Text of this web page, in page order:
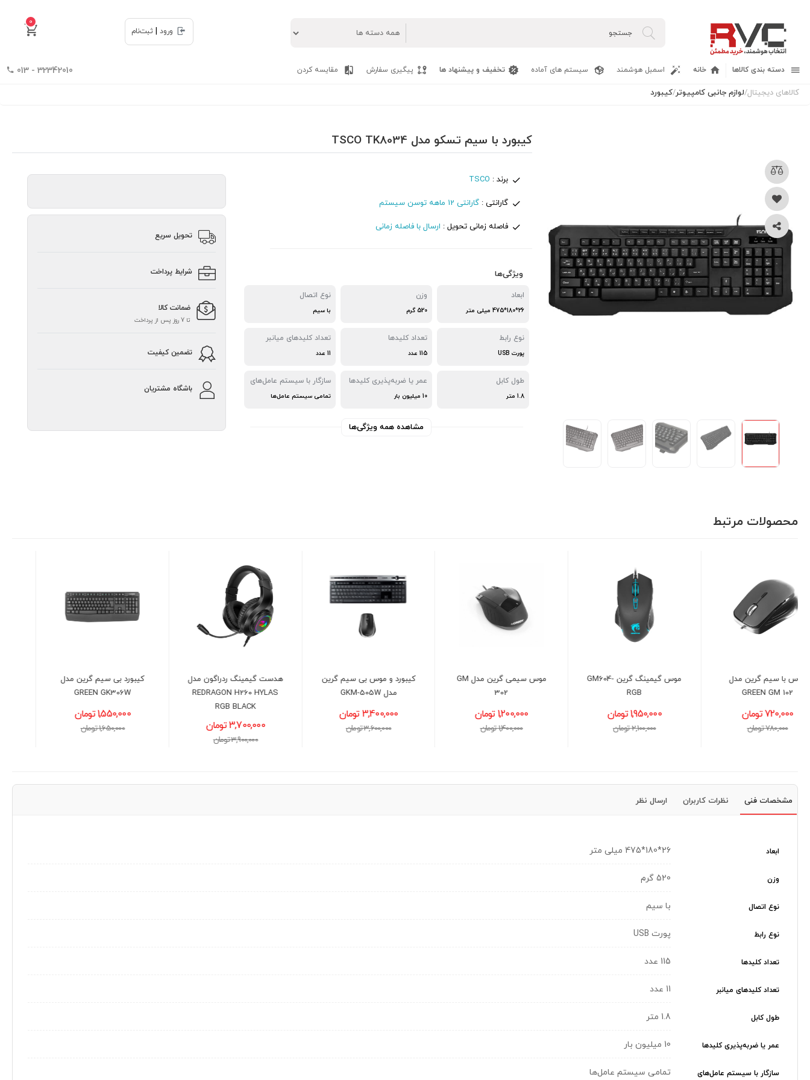
0
ورود
ثبت‌نام
دسته بندی کالاها خانه اسمبل هوشمند سیستم های آماده تخفیف و پیشنهاد ها پیگیری سفارش مقایسه کردن 32342010 - 013
کالاهای دیجیتال/لوازم جانبی کامپیوتر/کیبورد
کیبورد با سیم تسکو مدل TSCO TK8034
برند : TSCO
گارانتی : گارانتی 12 ماهه توسن سیستم
فاصله زمانی تحویل : ارسال با فاصله زمانی
ویژگی‌ها
ابعاد
26*180*475 میلی متر
وزن
520 گرم
نوع اتصال
با سیم
نوع رابط
پورت USB
تعداد کلیدها
115 عدد
تعداد کلیدهای میانبر
11 عدد
طول کابل
1.8 متر
عمر یا ضربه‌پذیری کلیدها
10 میلیون بار
سازگار با سیستم عامل‌های
تمامی سیستم عامل‌ها
مشاهده همه ویژگی‌ها
تحویل سریع
شرایط پرداخت
ضمانت کالا
تا 7 روز پس از پرداخت
تضمین کیفیت
باشگاه مشتریان
محصولات مرتبط
RGB
1,950,000 تومان
2,100,000 تومان
1,200,000 تومان
1,400,000 تومان
کیبورد و موس بی سیم گرین
مدل GKM-505W
3,400,000 تومان
3,600,000 تومان
هدست گیمینگ ردراگون مدل
REDRAGON H260 HYLAS
3,700,000 تومان
کیبورد بی سیم گرین مدل
GREEN GK306W
1,650,000 تومان
کیبورد و ماوس با سیم
GREEN GKM305
1,750,000 تومان
1,900,000 تومان
مشخصات فنی نظرات کاربران ارسال نظر
ابعاد 26*180*475 میلی متر
وزن 520 گرم
نوع اتصال با سیم
نوع رابط پورت USB
تعداد کلیدها 115 عدد
تعداد کلیدهای میانبر 11 عدد
طول کابل 1.8 متر
عمر یا ضربه‌پذیری کلیدها 10 میلیون بار
سازگار با سیستم عامل‌های تمامی سیستم عامل‌ها